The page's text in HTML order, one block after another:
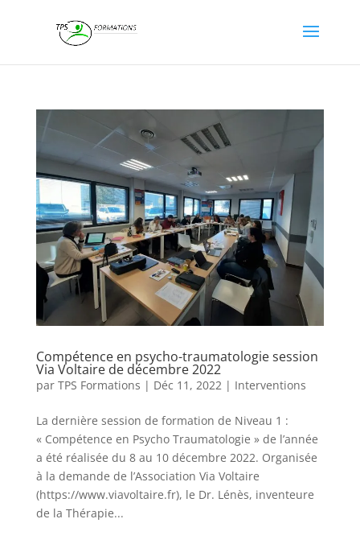
Compétence en psycho-traumatologie session
Via Voltaire de décembre 2022
par TPS Formations | Déc 11, 2022| Interventions
La dernière session de formation de Niveau 1 :
« Compétence en Psycho Traumatologie » de l’année
a été réalisée du 8 au 10 décembre 2022. Organisée
à la demande de l’Association Via Voltaire
(https://www.viavoltaire.fr), le Dr. Lénès, inventeure
de la Thérapie...